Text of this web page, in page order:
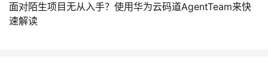
面对陌生项目无从入手？使用华为云码道AgentTeam来快
速解读